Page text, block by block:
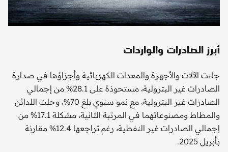
أبرز الصادرات والواردات
جاءت الآلات والأجهزة والمعدات الكهربائية وأجزاؤها في صدارة
الصادرات غير البترولية، مستحوذة على 28.1% من إجمالي
الصادرات غير البترولية، مع نمو سنوي بلغ 70%، وحلت اللدائن
والمطاط ومصنوعاتهما في المرتبة الثانية، مشكلة 17.1% من
إجمالي الصادرات غير النفطية، رغم تراجعها 12.4% مقارنة
بأبريل 2025.